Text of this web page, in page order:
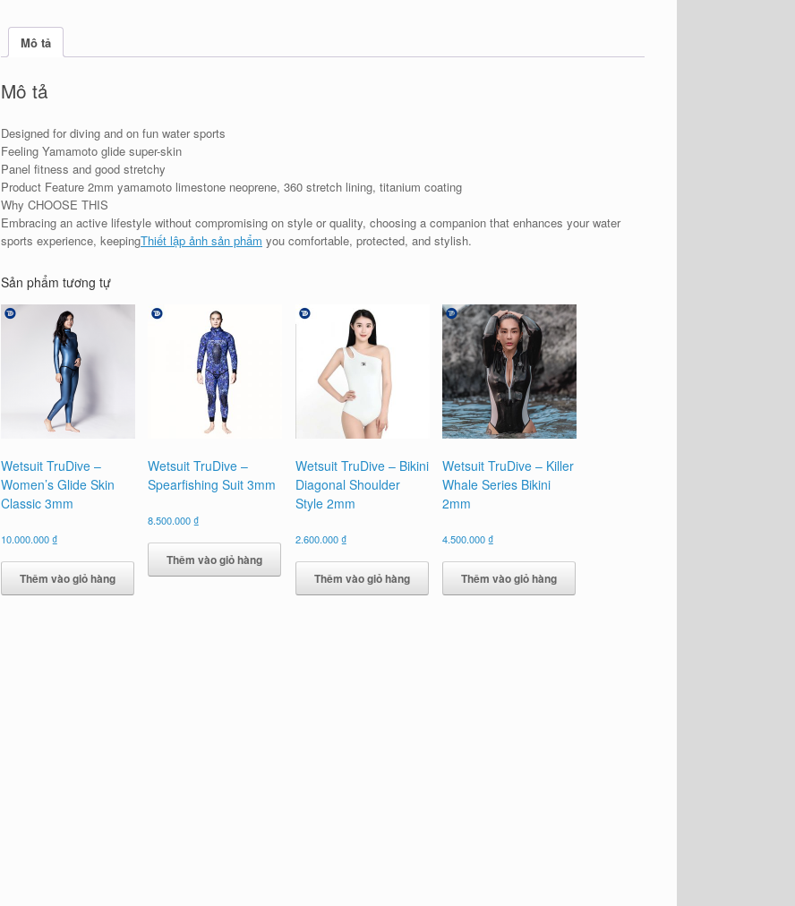
Mô tả
Mô tả
Designed for diving and on fun water sports
Feeling Yamamoto glide super-skin
Panel fitness and good stretchy
Product Feature 2mm yamamoto limestone neoprene, 360 stretch lining, titanium coating
Why CHOOSE THIS
Embracing an active lifestyle without compromising on style or quality, choosing a companion that enhances your water
sports experience, keepingThiết lập ảnh sản phẩm you comfortable, protected, and stylish.
Sản phẩm tương tự
Wetsuit TruDive –
Women’s Glide Skin
Classic 3mm
10.000.000₫
Thêm vào giỏ hàng
Wetsuit TruDive –
Spearfishing Suit 3mm
8.500.000₫
Thêm vào giỏ hàng
Wetsuit TruDive – Bikini
Diagonal Shoulder
Style 2mm
2.600.000₫
Thêm vào giỏ hàng
Wetsuit TruDive – Killer
Whale Series Bikini
2mm
4.500.000₫
Thêm vào giỏ hàng